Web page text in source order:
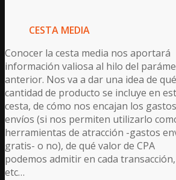
CESTA MEDIA
Conocer la cesta media nos aportará
información valiosa al hilo del
anterior. Nos va a dar una idea de qué
cantidad de producto se incluye en
cesta, de cómo nos encajan los
envíos (si nos permiten utilizarlo
herramientas de atracción -gastos
gratis- o no), de qué valor de CPA
podemos admitir en cada transacción,
etc…